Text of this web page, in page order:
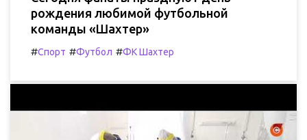
рождения любимой футбольной
команды «Шахтер»
#Спорт #Футбол #ФК Шахтер